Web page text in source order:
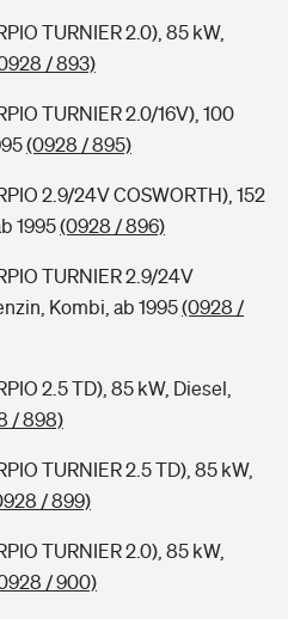
TURNIER 2.0), 85 kW,
/ 893)
TURNIER 2.0/16V), 100
(0928 / 895)
2.9/24V COSWORTH), 152
1995(0928 / 896)
TURNIER 2.9/24V
Kombi, ab 1995(0928 /
2.5 TD), 85 kW, Diesel,
/ 898)
TURNIER 2.5 TD), 85 kW,
/ 899)
TURNIER 2.0), 85 kW,
/ 900)